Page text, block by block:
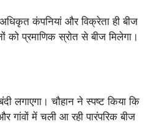
कंपनियां और विक्रेता ही बीज
प्रमाणिक स्रोत से बीज मिलेगा।
लगाएगा। चौहान ने स्पष्ट किया कि
में चली आ रही पारंपरिक बीज